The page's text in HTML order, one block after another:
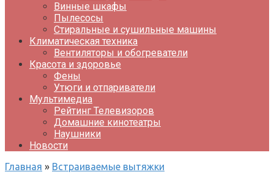
Винные шкафы
Пылесосы
Стиральные и сушильные машины
Климатическая техника
Вентиляторы и обогреватели
Красота и здоровье
Фены
Утюги и отпариватели
Мультимедиа
Рейтинг Телевизоров
Домашние кинотеатры
Наушники
Новости
Главная » Встраиваемые вытяжки